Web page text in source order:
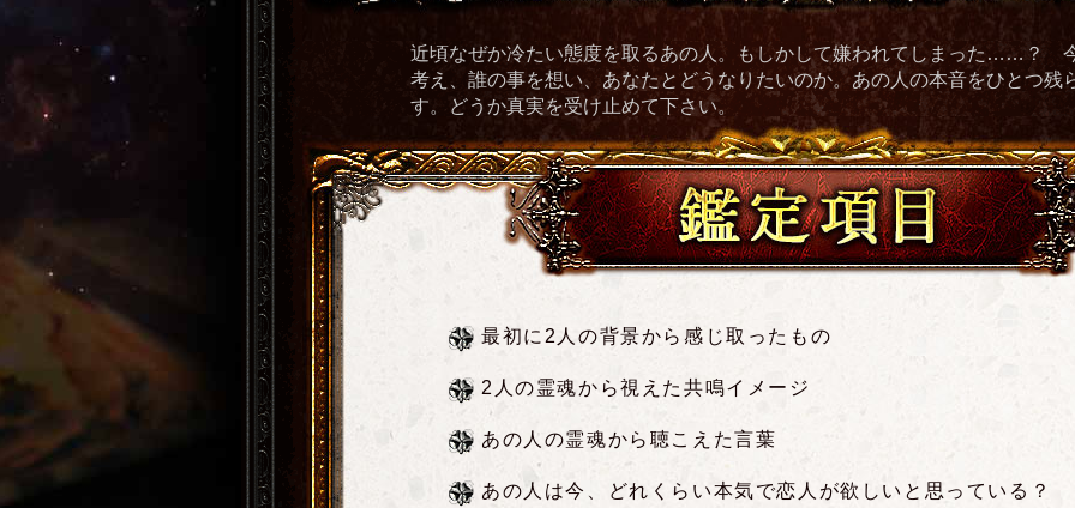
近頃なぜか冷たい態度を取るあの人。もしかして嫌われてしまった……？
考え、誰の事を想い、あなたとどうなりたいのか。あの人の本音をひとつ残
す。どうか真実を受け止めて下さい。
鑑定項目
最初に2人の背景から感じ取ったもの
2人の霊魂から視えた共鳴イメージ
あの人の霊魂から聴こえた言葉
あの人は今、どれくらい本気で恋人が欲しいと思っている？